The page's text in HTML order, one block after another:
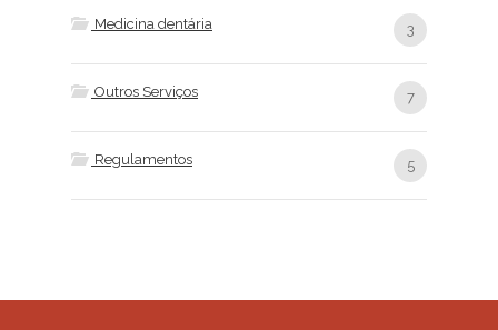
Medicina dentária 3
Outros Serviços 7
Regulamentos 5